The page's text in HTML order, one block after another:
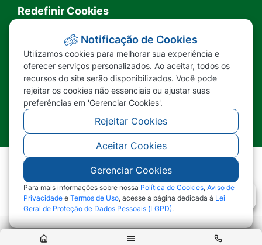
Redefinir Cookies
Transparência
Ouvidoria
SIC
©2026 - Prefeitura Municipal de Nova Lacerda -
MT - Todos os direitos reservados
Notificação de Cookies
Utilizamos cookies para melhorar sua experiência e
oferecer serviços personalizados. Ao aceitar, todos os
recursos do site serão disponibilizados. Você pode
rejeitar os cookies não essenciais ou ajustar suas
preferências em 'Gerenciar Cookies'.
Rejeitar Cookies
Aceitar Cookies
Gerenciar Cookies
Para mais informações sobre nossa Política de Cookies, Aviso de
Privacidade e Termos de Uso, acesse a página dedicada à Lei
Geral de Proteção de Dados Pessoais (LGPD).